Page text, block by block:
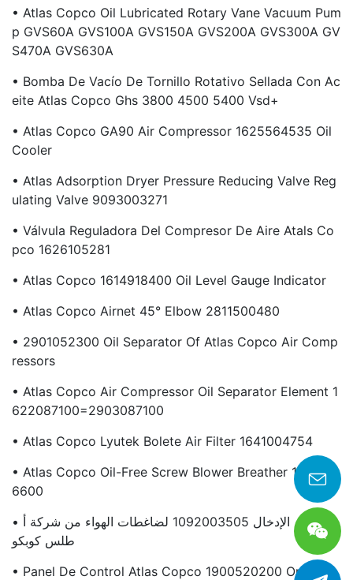
• Atlas Copco Oil Lubricated Rotary Vane Vacuum Pum
P GVS60A GVS100A GVS150A GVS200A GVS300A GV
S470A GVS630A
• Bomba De Vacío De Tornillo Rotativo Sellada Con Ac
Eite Atlas Copco Ghs 3800 4500 5400 Vsd+
• Atlas Copco GA90 Air Compressor 1625564535 Oil
Cooler
• Atlas Adsorption Dryer Pressure Reducing Valve Reg
Ulating Valve 9093003271
• Válvula Reguladora Del Compresor De Aire Atals Co
Pco 1626105281
• Atlas Copco 1614918400 Oil Level Gauge Indicator
• Atlas Copco Airnet 45° Elbow 2811500480
• 2901052300 Oil Separator Of Atlas Copco Air Comp
Ressors
• Atlas Copco Air Compressor Oil Separator Element 1
622087100=2903087100
• Atlas Copco Lyutek Bolete Air Filter 1641004754
• Atlas Copco Oil-Free Screw Blower Breather 163531
6600
• خرطوم الإدخال 1092003505 لضاغطات الهواء من شركة أ
طلس كوبكو
• Panel De Control Atlas Copco 1900520200 Original